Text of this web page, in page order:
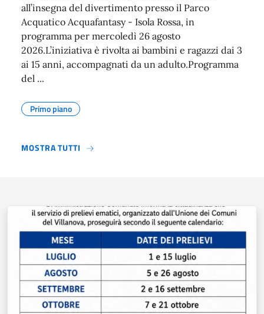
all’insegna del divertimento presso il Parco
Acquatico Acquafantasy - Isola Rossa, in
programma per mercoledì 26 agosto
2026.L’iniziativa è rivolta ai bambini e ragazzi dai 3
ai 15 anni, accompagnati da un adulto.Programma
del ...
Primo piano
MOSTRA TUTTI